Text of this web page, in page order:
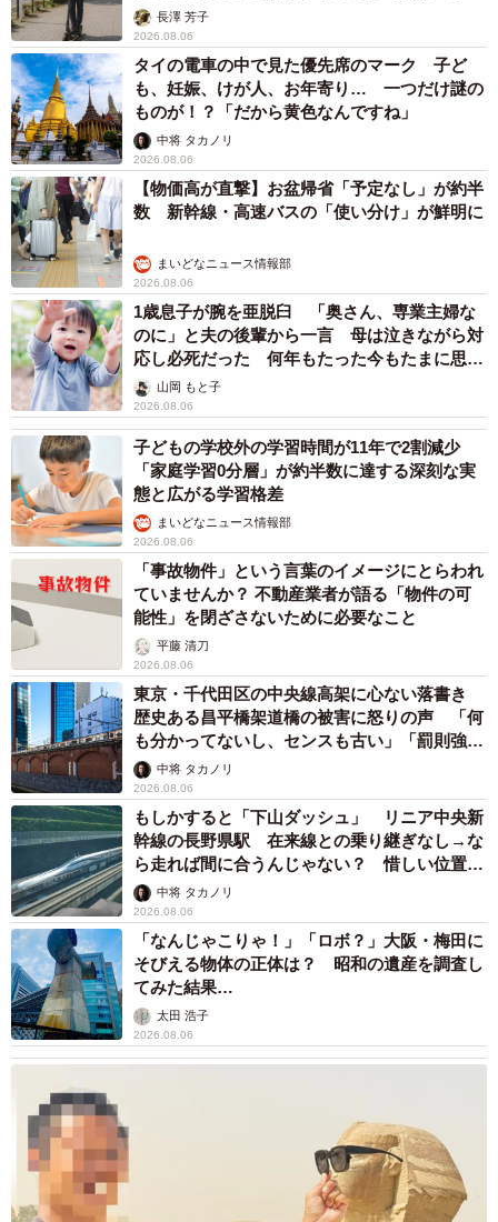
説】長澤 芳子
2026.08.06
タイの電車の中で見た優先席のマーク 子ど
も、妊娠、けが人、お年寄り… 一つだけ謎の
ものが！？「だから黄色なんですね」
中将 タカノリ
2026.08.06
【物価高が直撃】お盆帰省「予定なし」が約半
数 新幹線・高速バスの「使い分け」が鮮明に
まいどなニュース情報部
2026.08.06
1歳息子が腕を亜脱臼 「奥さん、専業主婦な
のに」と夫の後輩から一言 母は泣きながら対
応し必死だった 何年もたった今もたまに思い
出し…山岡 もと子
2026.08.06
子どもの学校外の学習時間が11年で2割減少
「家庭学習0分層」が約半数に達する深刻な実
態と広がる学習格差
まいどなニュース情報部
2026.08.06
「事故物件」という言葉のイメージにとらわれ
ていませんか？ 不動産業者が語る「物件の可
能性」を閉ざさないために必要なこと
平藤 清刀
2026.08.06
東京・千代田区の中央線高架に心ない落書き
歴史ある昌平橋架道橋の被害に怒りの声 「何
も分かってないし、センスも古い」「罰則強化
して」中将 タカノリ
2026.08.06
もしかすると「下山ダッシュ」 リニア中央新
幹線の長野県駅 在来線との乗り継ぎなし→な
ら走れば間に合うんじゃない？ 惜しい位置関
係が反響
中将 タカノリ
2026.08.06
「なんじゃこりゃ！」「ロボ？」大阪・梅田に
そびえる物体の正体は？ 昭和の遺産を調査し
てみた結果…
太田 浩子
2026.08.06